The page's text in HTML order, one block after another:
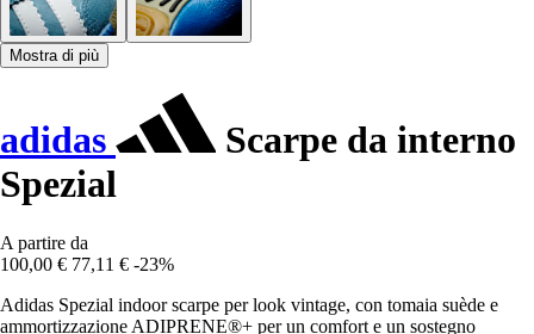
Mostra di più
adidas
Scarpe da interno
Spezial
A partire da
100,00 € 77,11 € -23%
Adidas Spezial indoor scarpe per look vintage, con tomaia suède e
ammortizzazione ADIPRENE®+ per un comfort e un sostegno